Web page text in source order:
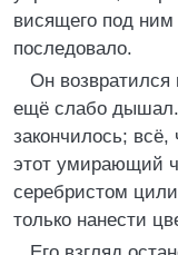
висящего под ним
последовало.
Он возвратился
ещё слабо дышал.
закончилось;
этот умирающий
серебристом
только нанести